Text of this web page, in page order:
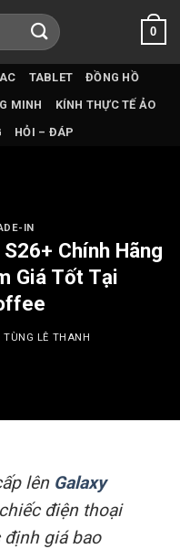
0
TABLET
ĐỒNG HỒ
MINH
KÍNH THỰC TẾ ẢO
HỎI – ĐÁP
IN
Chính Hãng
Giá Tốt Tại
TÙNG LÊ THANH
lên Galaxy
điện thoại
giá bao